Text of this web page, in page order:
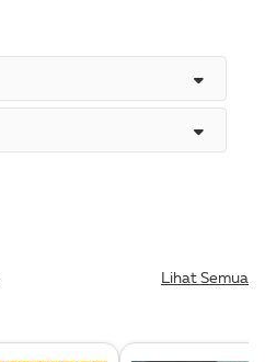
Lihat Semua